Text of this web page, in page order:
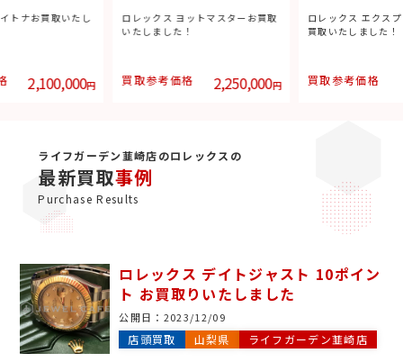
トナお買取いたし
2,100,000円
ロレックス ヨットマスターお買取
いたしました！
買取参考価格 2,250,000円
ロレックス エクス
買取いたしました！
買取参考価格
ライフガーデン韮崎店のロレックスの
最新買取事例
Purchase Results
ロレックス デイトジャスト 10ポイン
ト お買取りいたしました
公開日： 2023/12/09
店頭買取 山梨県 ライフガーデン韮崎店